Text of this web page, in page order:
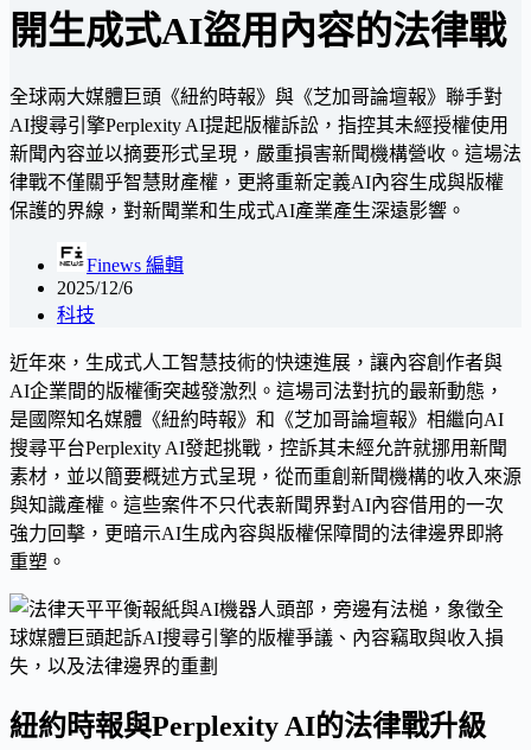
開生成式AI盜用內容的法律戰
全球兩大媒體巨頭《紐約時報》與《芝加哥論壇報》聯手對
AI搜尋引擎Perplexity AI提起版權訴訟，指控其未經授權使用
新聞內容並以摘要形式呈現，嚴重損害新聞機構營收。這場法
律戰不僅關乎智慧財產權，更將重新定義AI內容生成與版權
保護的界線，對新聞業和生成式AI產業產生深遠影響。
Finews 編輯
2025/12/6
科技
近年來，生成式人工智慧技術的快速進展，讓內容創作者與
AI企業間的版權衝突越發激烈。這場司法對抗的最新動態，
是國際知名媒體《紐約時報》和《芝加哥論壇報》相繼向AI
搜尋平台Perplexity AI發起挑戰，控訴其未經允許就挪用新聞
素材，並以簡要概述方式呈現，從而重創新聞機構的收入來源
與知識產權。這些案件不只代表新聞界對AI內容借用的一次
強力回擊，更暗示AI生成內容與版權保障間的法律邊界即將
重塑。
紐約時報與Perplexity AI的法律戰升級